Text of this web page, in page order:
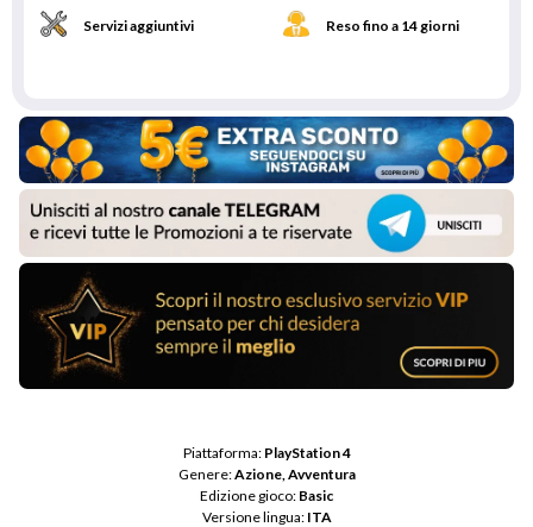
Servizi aggiuntivi Reso fino a 14 giorni
Piattaforma: PlayStation 4
Genere: Azione, Avventura
Edizione gioco: Basic
Versione lingua: ITA